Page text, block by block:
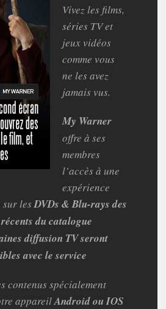
Vivez les films,
séries TV et
jeux vidéos
comme vous
ne les avez
jamais vus.
My Warner
offre à ses
membres
l’accès à une
expérience
sur lesDVDs & Blu-rays des
du catalogue
diffusion TV seront
avec le service
contenus spécialement
appareilAndroid ou IOS